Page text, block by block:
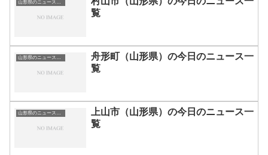
覧
舟形町（山形県）の今日のニュース一
覧
上山市（山形県）の今日のニュース一
覧